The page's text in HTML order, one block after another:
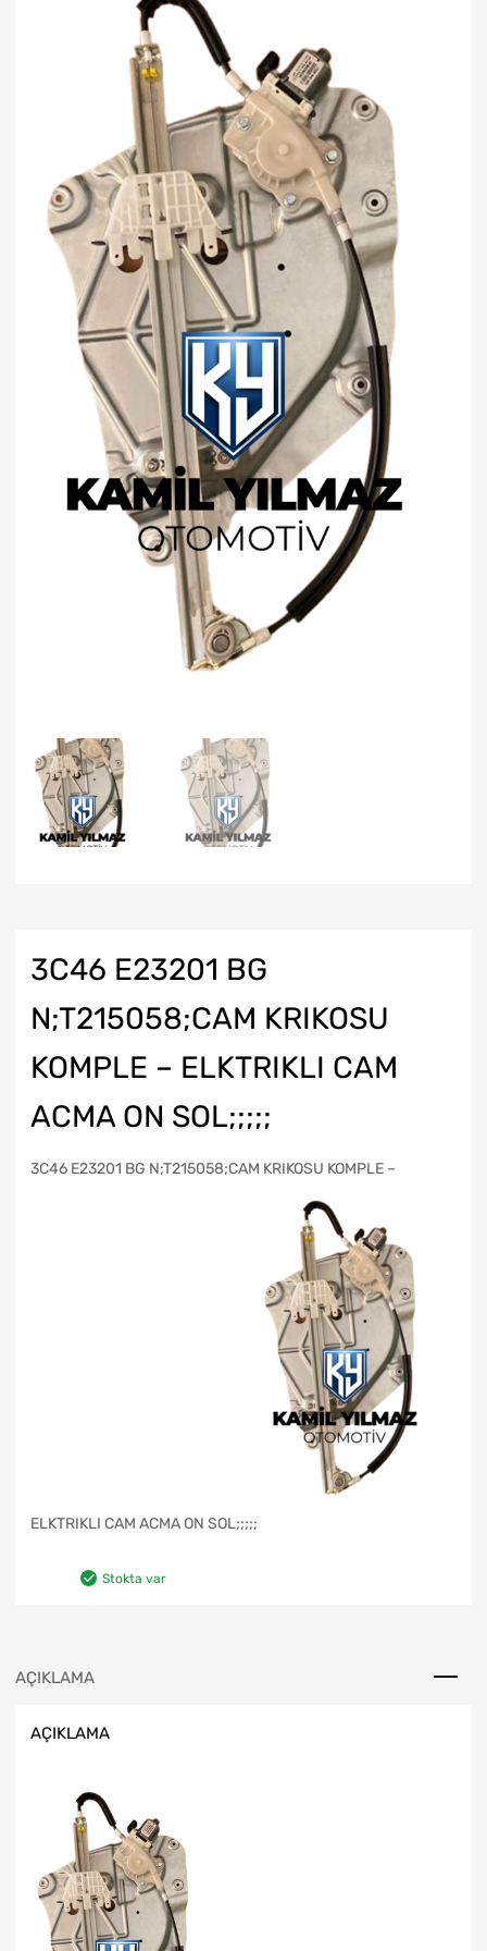
3C46 E23201 BG
N;T215058;CAM KRIKOSU
KOMPLE – ELKTRIKLI CAM
ACMA ON SOL;;;;;
3C46 E23201 BG N;T215058;CAM KRIKOSU KOMPLE –
ELKTRIKLI CAM ACMA ON SOL;;;;;
Stokta var
AÇIKLAMA
AÇIKLAMA